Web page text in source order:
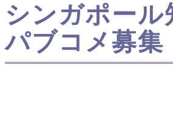
シンガポー
パブコメ募集